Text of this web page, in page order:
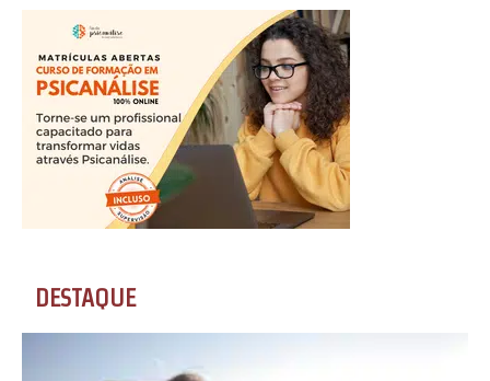
DESTAQUE